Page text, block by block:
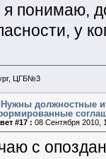
я понимаю,
у
ЦГБ№3
Нужны должностные
#17 : 08 Сентября 2010,
с